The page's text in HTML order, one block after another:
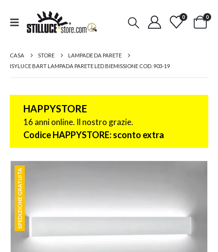
0 0
CASA STORE
LAMPADE DA PARETE
ISYLUCE BART LAMPADA PARETE LED BIEMISSIONE COD. 903-19
HAPPYSTORE
16 anni online. Il nostro grazie.
Codice HAPPYSTORE: sconto extra
SPEDIZIONE GRATUITA
SPEDIZIONE GRATUITA